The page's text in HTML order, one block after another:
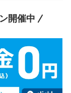
開催中